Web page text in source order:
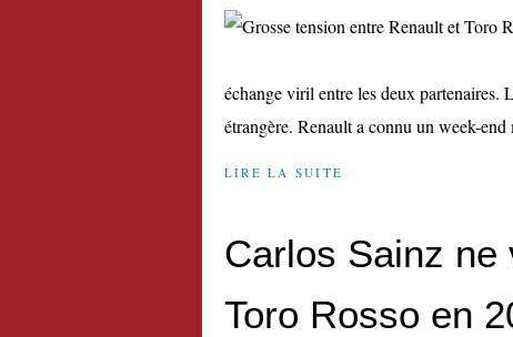
échange viril entre les deux partenaires.
étrangère. Renault a connu un week-
LIRE LA SUITE
Carlos Sainz ne
Toro Rosso en